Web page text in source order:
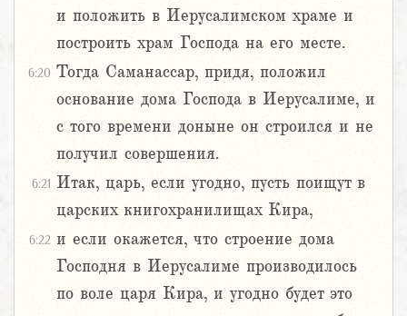
и положить в Иерусалимском храме и
построить храм Господа на его месте.
6:20 Тогда Саманассар, придя, положил
основание дома Господа в Иерусалиме, и
с того времени доныне он строился и не
получил совершения.
6:21 Итак, царь, если угодно, пусть поищут в
царских книгохранилищах Кира,
6:22 и если окажется, что строение дома
Господня в Иерусалиме производилось
по воле царя Кира, и угодно будет это